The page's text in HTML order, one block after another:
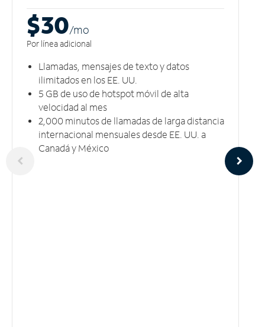
$30/mo
Por línea adicional
Llamadas, mensajes de texto y datos
ilimitados en los EE. UU.
5 GB​​​​​​​ de uso de hotspot móvil ​​​​​​​de alta
velocidad al mes
2,000 minutos de llamadas de larga distancia
internacional mensuales desde EE. UU. a
Canadá y México